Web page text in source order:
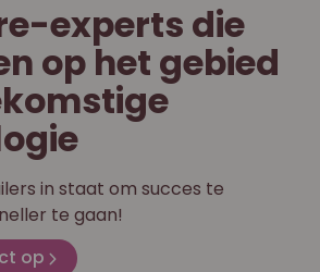
experts die
op het gebied
in staat om succes te
te gaan!
op